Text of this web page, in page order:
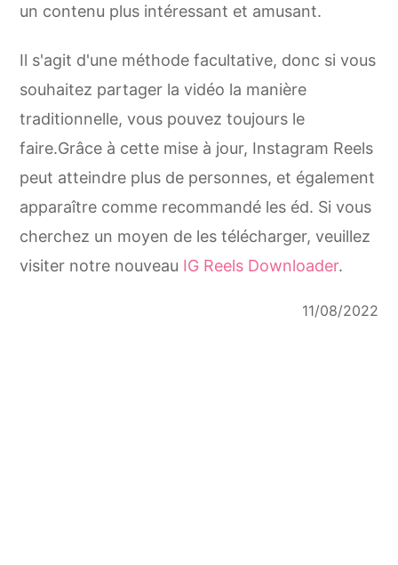
un contenu plus intéressant et amusant.
Il s'agit d'une méthode facultative, donc si vous
souhaitez partager la vidéo la manière
traditionnelle, vous pouvez toujours le
faire.Grâce à cette mise à jour, Instagram Reels
peut atteindre plus de personnes, et également
apparaître comme recommandé les éd. Si vous
cherchez un moyen de les télécharger, veuillez
visiter notre nouveau IG Reels Downloader.
11/08/2022